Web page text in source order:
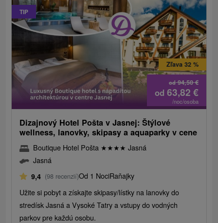
TIP
od94,50€
Zľava 32 %
od 63,82 €
/noc/osoba
Dizajnový Hotel Pošta v Jasnej: Štýlové
wellness, lanovky, skipasy a aquaparky v cene
Boutique Hotel Pošta ★★★★ Jasná
Jasná
9,4 (98 recenzií)Od 1 NociRaňajky
Užite si pobyt a získajte skipasy/lístky na lanovky do
stredísk Jasná a Vysoké Tatry a vstupy do vodných
parkov pre každú osobu.